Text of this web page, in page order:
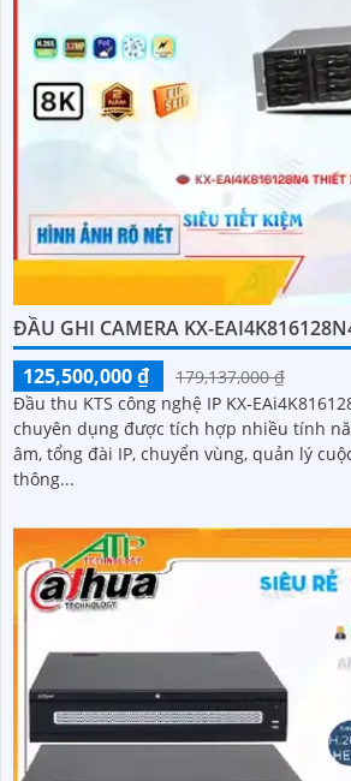
ĐẦU GHI CAMERA KX-
125,500,000 ₫
179,137,000 ₫
Đầu thu KTS công nghệ IP KX-
chuyên dụng được tích hợp nhiều tính
âm, tổng đài IP, chuyển vùng, quản lý
thông...